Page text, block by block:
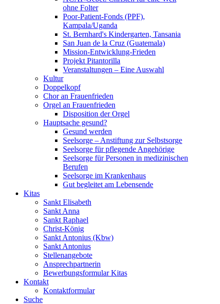
ohne Folter
Poor-Patient-Fonds (PPF),
Kampala/Uganda
St. Bernhard's Kindergarten, Tansania
San Juan de la Cruz (Guatemala)
Mission-Entwicklung-Frieden
Projekt Pitantorilla
Veranstaltungen – Eine Auswahl
Kultur
Doppelkopf
Chor an Frauenfrieden
Orgel an Frauenfrieden
Disposition der Orgel
Hauptsache gesund?
Gesund werden
Seelsorge – Anstiftung zur Selbstsorge
Seelsorge für pflegende Angehörige
Seelsorge für Personen in medizinischen
Berufen
Seelsorge im Krankenhaus
Gut begleitet am Lebensende
Kitas
Sankt Elisabeth
Sankt Anna
Sankt Raphael
Christ-König
Sankt Antonius (Kbw)
Sankt Antonius
Stellenangebote
Ansprechpartnerin
Bewerbungsformular Kitas
Kontakt
Kontaktformular
Suche